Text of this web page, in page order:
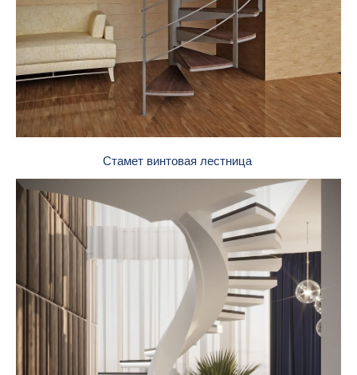
Стамет винтовая лестница